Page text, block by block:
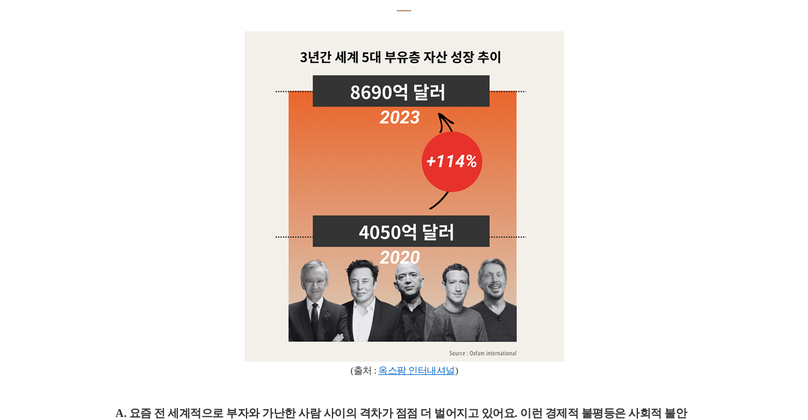
―
(출처 : 옥스팜 인터내셔널)
A. 요즘 전 세계적으로 부자와 가난한 사람 사이의 격차가 점점 더 벌어지고 있어요. 이런 경제적 불평등은 사회적 불안